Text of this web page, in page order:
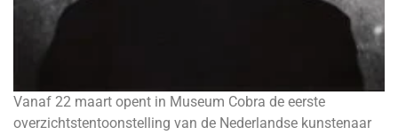
Vanaf 22 maart opent in Museum Cobra de eerste
overzichtstentoonstelling van de Nederlandse kunstenaar